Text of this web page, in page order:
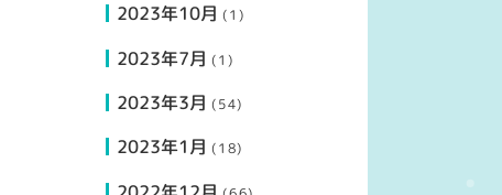
2023年10月 (1)
2023年7月 (1)
2023年3月 (54)
2023年1月 (18)